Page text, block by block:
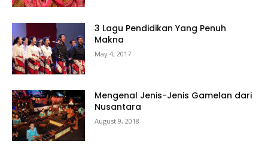
3 Lagu Pendidikan Yang Penuh
Makna
May 4, 2017
Mengenal Jenis-Jenis Gamelan dari
Nusantara
August 9, 2018